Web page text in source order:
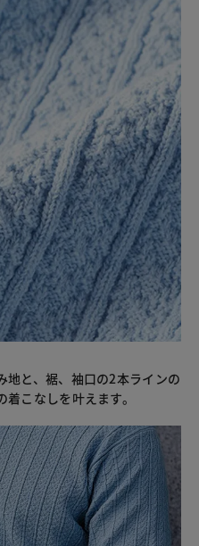
地と、裾、袖口の2本ラインの
こなしを叶えます。